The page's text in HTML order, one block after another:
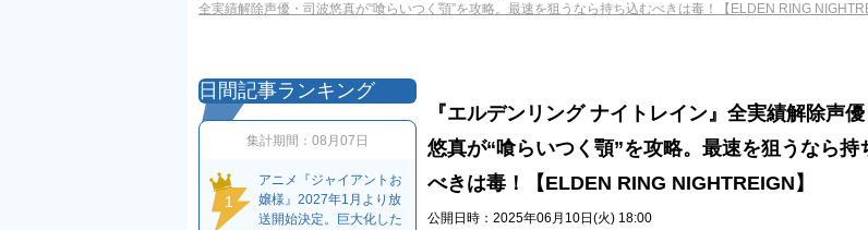
全実績解除声優・司波悠真が“喰らいつく顎”を攻略。最速を狙うなら持ち込むべきは毒！【ELDEN RING
『エルデンリング ナイトレイン』全実績解除声
悠真が“喰らいつく顎”を攻略。最速を狙うなら持
べきは毒！【ELDEN RING NIGHTREIGN】
公開日時：2025年06月10日(火) 18:00
日間記事ランキング
集計期間： 08月07日
1
アニメ『ジャイアントお
嬢様』2027年1月より放
送開始決定。巨大化した